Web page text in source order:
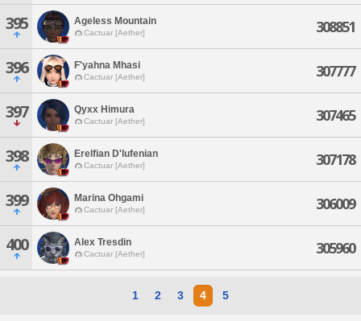
395 Ageless Mountain
Cactuar [Aether] 308851
396 F'yahna Mhasi
Cactuar [Aether] 307777
397 Qyxx Himura
Cactuar [Aether] 307465
398 Erelfian D'lufenian
Cactuar [Aether] 307178
399 Marina Ohgami
Cactuar [Aether] 306009
400 Alex Tresdin
Cactuar [Aether] 305960
1 2 3 4 5